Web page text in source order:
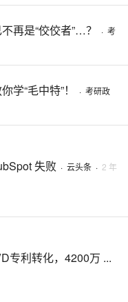
再是“佼佼者”…？ · 考
学“毛中特”！ · 考研政
失败 · 云头条 · 2 年
专利转化，4200万 ...